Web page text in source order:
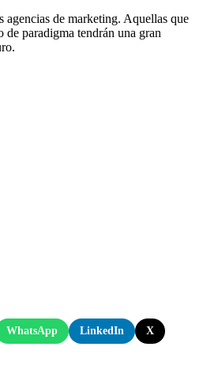
de marketing. Aquellas que
de paradigma tendrán una gran
WhatsApp LinkedIn X